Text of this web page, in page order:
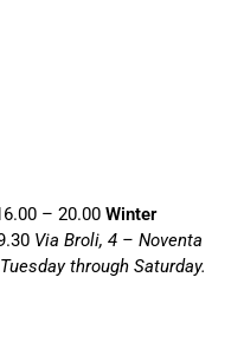
– 20.00 Winter
Via Broli, 4 – Noventa
through Saturday.